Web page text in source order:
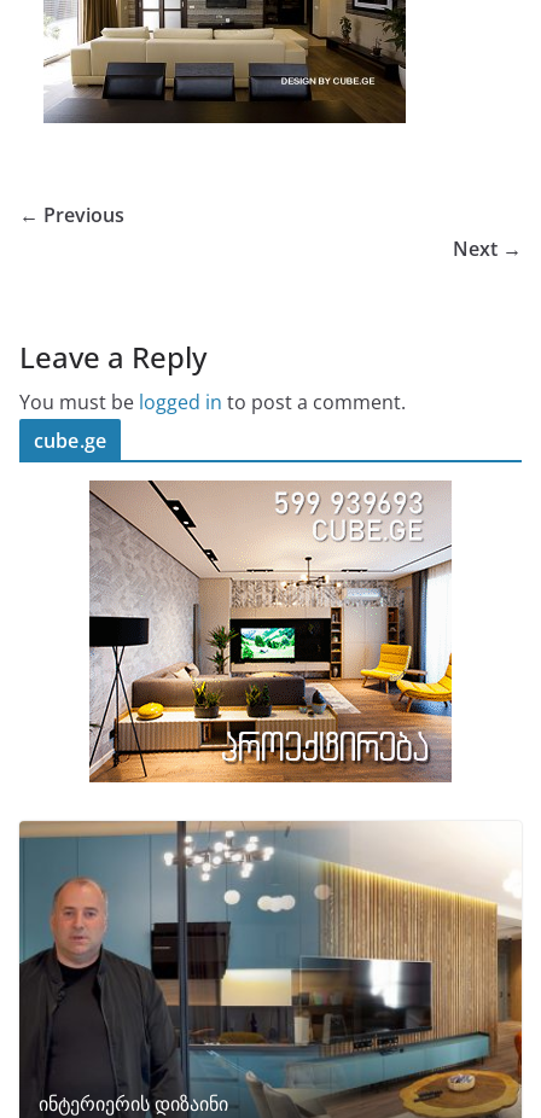
← Previous
Next →
Leave a Reply
You must be logged in to post a comment.
cube.ge
ინტერიერის დიზაინი